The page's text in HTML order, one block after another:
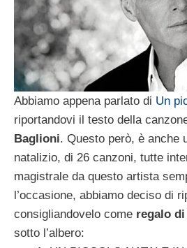
Abbiamo appena parlato di Un
riportandovi il testo della
Baglioni. Questo però, è anche
natalizio, di 26 canzoni, tutte
magistrale da questo artista
l’occasione, abbiamo deciso di
consigliandovelo come regalo
sotto l’albero: